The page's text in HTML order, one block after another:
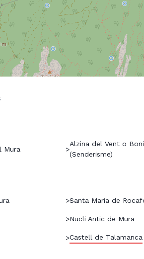
Mura >
Alzina del Vent o
(Senderisme)
>Santa Maria de
>Nucli Antic de Mura
>Castell de Talamanca